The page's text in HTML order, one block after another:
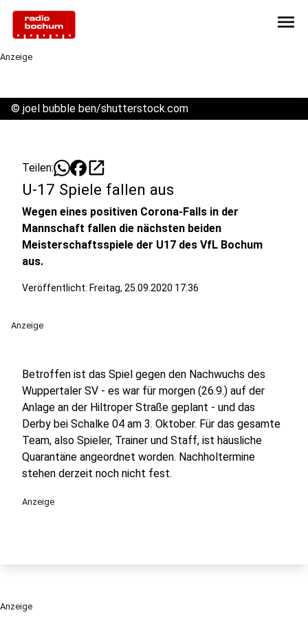
menu
Anzeige
© joel bubble ben/shutterstock.com
Teilen: open_in_new
U-17 Spiele fallen aus
Wegen eines positiven Corona-Falls in der
Mannschaft fallen die nächsten beiden
Meisterschaftsspiele der U17 des VfL Bochum
aus.
Veröffentlicht: Freitag, 25.09.2020 17:36
Anzeige
Betroffen ist das Spiel gegen den Nachwuchs des
Wuppertaler SV - es war für morgen (26.9.) auf der
Anlage an der Hiltroper Straße geplant - und das
Derby bei Schalke 04 am 3. Oktober. Für das gesamte
Team, also Spieler, Trainer und Staff, ist häusliche
Quarantäne angeordnet worden. Nachholtermine
stehen derzeit noch nicht fest.
Anzeige
Anzeige